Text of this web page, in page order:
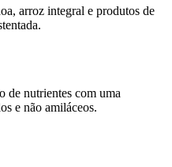
arroz integral e produtos de
de nutrientes com uma
e não amiláceos.